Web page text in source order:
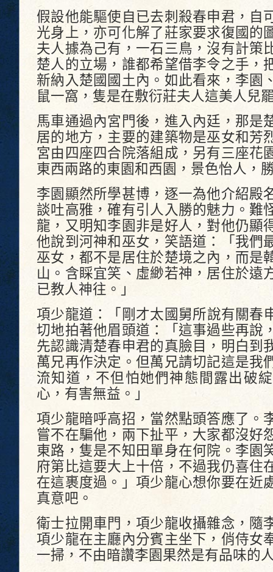
假設他能驅使自已去刺殺春申君，自
光身上，亦可化解了莊家要求復國的
夫人據為己有，一石三鳥，沒有計策
楚人的立場，誰都希望借李令之手，
新納入楚國國土內。如此看來，李園
鼠一窩，隻是在敷衍莊夫人這美人兒
馬車通過內宮門後，進入內廷，那是
居的地方，主要的建築物是巫女和芳
宮由四座四合院落組成，另有三座花
東西兩路的東園和西園，景色怡人，
李園顯然所學甚博，逐一為他介紹殿
談吐高雅，確有引人入勝的魅力。難
龍，又明知李園非是好人，對他仍顯
他說到河神和巫女，笑語道：「我們
巫女，都不是居住於楚境之內，而是
山。含睬宜笑、虛緲若神，居住於遠
已教人神往。」
項少龍道：「剛才太國舅所說有關
切地拍著他眉頭道：「這事過些再說
先認識清楚春申君的真臉目，明白到
萬兄再作決定。但萬兄請切記這是我
流知道，不但怕她們神態間露出破
心，有害無益。」
項少龍暗呼高招，當然點頭答應了。
嘗不在騙他，兩下扯平，大家都沒好
東路，隻是不知田單身在何院。李園
府第比這要大上十倍，不過我仍喜住
在這裹度過。」項少龍心想你要在近
真意吧。
衛士拉開車門，項少龍收攝雜念，隨
項少龍在主廳內分賓主坐下，俏侍女
一掃，不由暗讚李園果然是有品味的